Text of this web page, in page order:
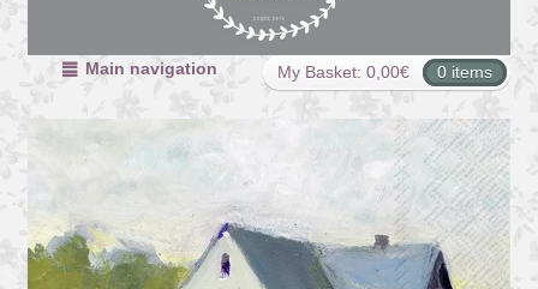
My Basket: 0,00€ 0 items
Main navigation